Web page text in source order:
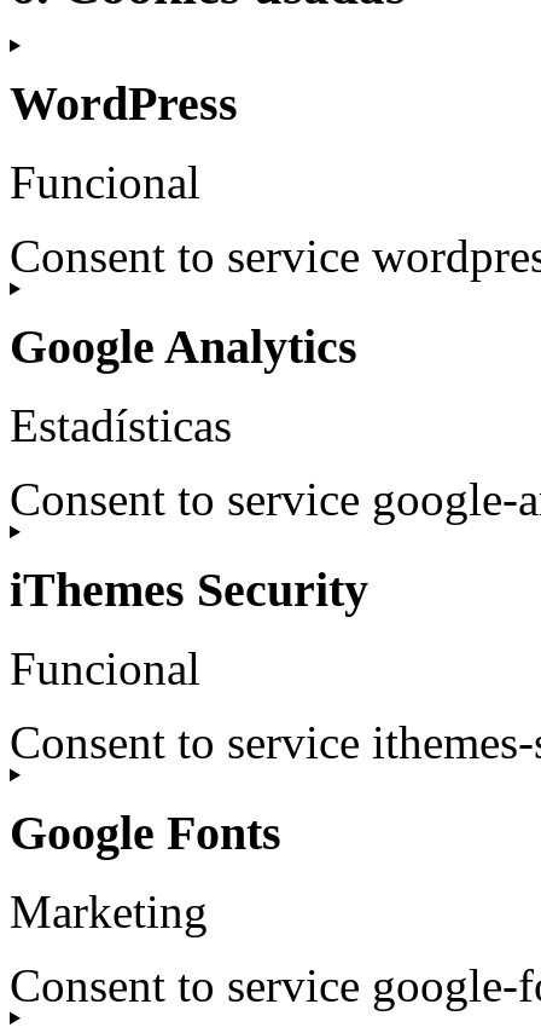
WordPress
Funcional
Consent to service
Google Analytics
Estadísticas
Consent to service google-
iThemes Security
Funcional
Consent to service
Google Fonts
Marketing
Consent to service google-